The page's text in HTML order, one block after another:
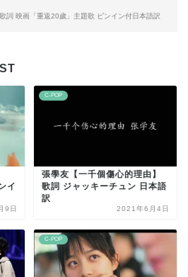
詞 映画「重返20歲」主題歌 ピンイン付日本語訳
イ
9日
C-POP
張學友【一千個傷心的理由】
歌詞 ジャッキーチュン 日本語
訳
2021年6月4日
C-POP